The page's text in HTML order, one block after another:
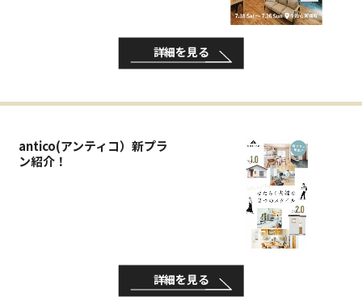
詳細を見る
antico(アンティコ）新プラ
ン紹介！
詳細を見る